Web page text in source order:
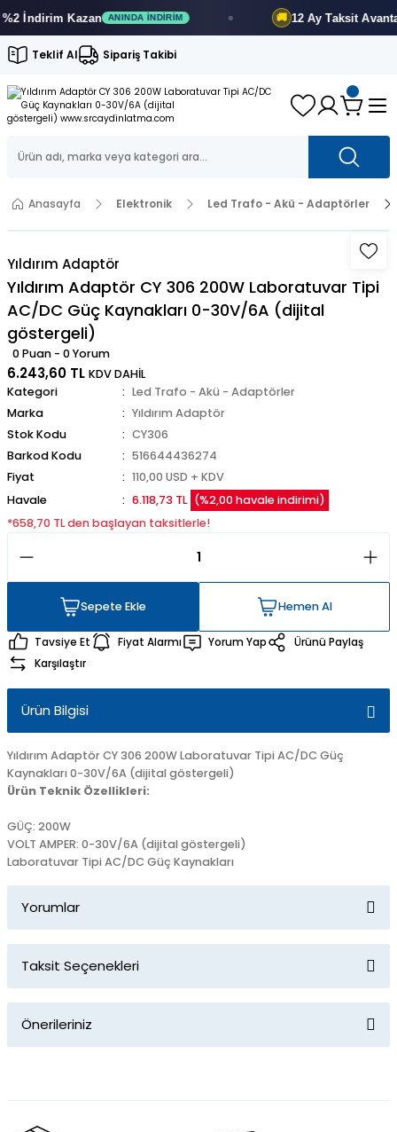
İndirimKazan ANINDA İNDIRIM 12 AyTaksit Avantajı
Teklif Al Sipariş Takibi
Anasayfa Elektronik Led Trafo - Akü - Adaptörler
Yıldırım Adaptör
Yıldırım Adaptör CY 306 200W Laboratuvar Tipi
AC/DC Güç Kaynakları 0-30V/6A (dijital
göstergeli)
0 Puan - 0 Yorum
6.243,60 TL KDV DAHİL
Kategori
Led Trafo - Akü - Adaptörler
Marka
Yıldırım Adaptör
Stok Kodu
CY306
Barkod Kodu
516644436274
Fiyat
110,00 USD + KDV
Havale
6.118,73 TL (%2,00 havale indirimi)
*658,70 TL den başlayan taksitlerle!
Sepete Ekle
Hemen Al
Hemen Al
Tavsiye Et Fiyat Alarmı Yorum Yap
Ürünü Paylaş
Karşılaştır
Ürün Bilgisi
Yıldırım Adaptör CY 306 200W Laboratuvar Tipi AC/DC Güç
Kaynakları 0-30V/6A (dijital göstergeli)
Ürün Teknik Özellikleri:
GÜÇ: 200W
VOLT AMPER: 0-30V/6A (dijital göstergeli)
Laboratuvar Tipi AC/DC Güç Kaynakları
Yorumlar
Taksit Seçenekleri
Önerileriniz
kullanarak tarafımıza iletebilirsiniz.
Görüş ve önerileriniz için teşekkür ederiz.